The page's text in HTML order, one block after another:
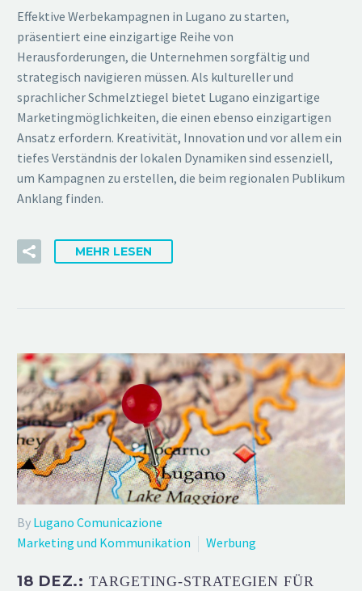
Effektive Werbekampagnen in Lugano zu starten,
präsentiert eine einzigartige Reihe von
Herausforderungen, die Unternehmen sorgfältig und
strategisch navigieren müssen. Als kultureller und
sprachlicher Schmelztiegel bietet Lugano einzigartige
Marketingmöglichkeiten, die einen ebenso einzigartigen
Ansatz erfordern. Kreativität, Innovation und vor allem ein
tiefes Verständnis der lokalen Dynamiken sind essenziell,
um Kampagnen zu erstellen, die beim regionalen Publikum
Anklang finden.
MEHR LESEN
By Lugano Comunicazione
Marketing und Kommunikation
Werbung
18 DEZ.:TARGETING-STRATEGIEN FÜR